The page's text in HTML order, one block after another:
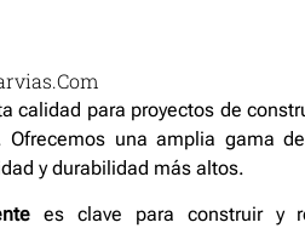
calidad para proyectos de
una amplia gama de
y durabilidad más altos.
es clave para construir y